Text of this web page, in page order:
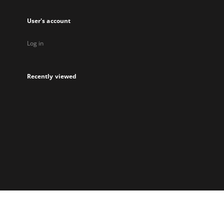
User's account
Log in
Recently viewed